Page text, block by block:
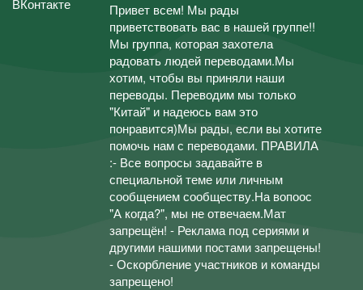
Привет всем! Мы рады
приветствовать вас в нашей группе!!
Мы группа, которая захотела
радовать людей переводами.Мы
хотим, чтобы вы приняли наши
переводы. Переводим мы только
"Китай" и надеюсь вам это
понравится)Мы рады, если вы хотите
помочь нам с переводами. ПРАВИЛА
:- Все вопросы задавайте в
специальной теме или личным
сообщением сообществу.На вопоос
"А когда?", мы не отвечаем.Мат
запрещён! - Реклама под сериями и
другими нашими постами запрещены!
- Оскорбление участников и команды
запрещено!